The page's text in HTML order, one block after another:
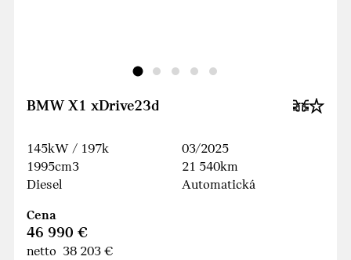
BMW X1 xDrive23d
145kW / 197k
1995cm3
Diesel
03/2025
21 540km
Automatická
Cena
46 990 €
netto 38 203 €